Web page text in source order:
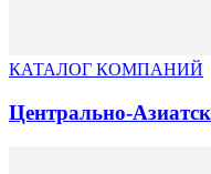
КАТАЛОГ КОМПАНИЙ
Центрально-